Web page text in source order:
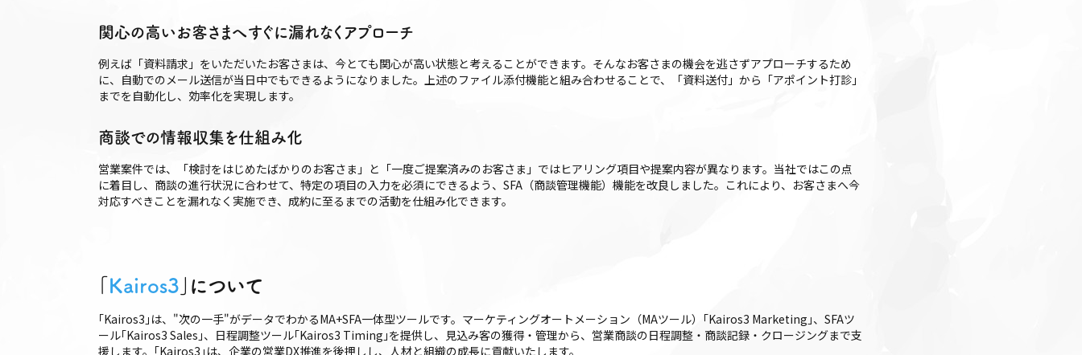
関心の高いお客さまへすぐに漏れなくアプローチ
例えば「資料請求」をいただいたお客さまは、今とても関心が高い状態と考えることができます。そんなお客さまの機会を逃さずアプローチするため
に、自動でのメール送信が当日中でもできるようになりました。上述のファイル添付機能と組み合わせることで、「資料送付」から「アポイント打診」
までを自動化し、効率化を実現します。
商談での情報収集を仕組み化
営業案件では、「検討をはじめたばかりのお客さま」と「一度ご提案済みのお客さま」ではヒアリング項目や提案内容が異なります。当社ではこの点
に着目し、商談の進行状況に合わせて、特定の項目の入力を必須にできるよう、SFA（商談管理機能）機能を改良しました。これにより、お客さまへ今
対応すべきことを漏れなく実施でき、成約に至るまでの活動を仕組み化できます。
｢ Kairos3 ｣について
｢Kairos3｣は、"次の一手"がデータでわかるMA+SFA一体型ツールです。マーケティングオートメーション（MAツール）｢Kairos3 Marketing｣、SFAツ
ール｢Kairos3 Sales｣、日程調整ツール｢Kairos3 Timing｣を提供し、見込み客の獲得・管理から、営業商談の日程調整・商談記録・クロージングまで支
援します。｢Kairos3｣は、企業の営業DX推進を後押しし、人材と組織の成長に貢献いたします。